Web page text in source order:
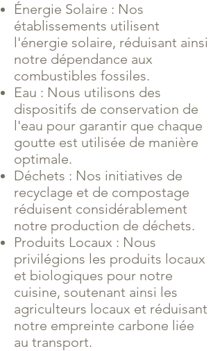
Énergie Solaire : Nos
établissements utilisent
l'énergie solaire, réduisant ainsi
notre dépendance aux
combustibles fossiles.
Eau : Nous utilisons des
dispositifs de conservation de
l'eau pour garantir que chaque
goutte est utilisée de manière
optimale.
Déchets : Nos initiatives de
recyclage et de compostage
réduisent considérablement
notre production de déchets.
Produits Locaux : Nous
privilégions les produits locaux
et biologiques pour notre
cuisine, soutenant ainsi les
agriculteurs locaux et réduisant
notre empreinte carbone liée
au transport.